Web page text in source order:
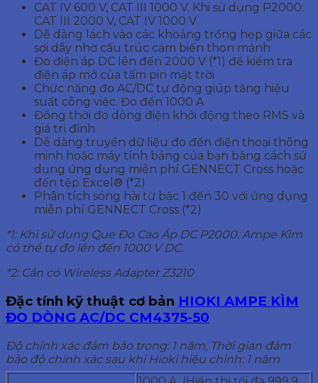
CAT IV 600 V, CAT III 1000 V. Khi sử dụng P2000:
CAT III 2000 V, CAT IV 1000 V
Dễ dàng lách vào các khoảng trống hẹp giữa các
sợi dây nhờ cấu trúc cảm biến thon mảnh
Đo điện áp DC lên đến 2000 V (*1) để kiểm tra
điện áp mở của tấm pin mặt trời
Chức năng đo AC/DC tự động giúp tăng hiệu
suất công việc. Đo đến 1000 A
Đồng thời đo dòng điện khởi động theo RMS và
giá trị đỉnh
Dễ dàng truyền dữ liệu đo đến điện thoại thông
minh hoặc máy tính bảng của bạn bằng cách sử
dụng ứng dụng miễn phí GENNECT Cross hoặc
đến tệp Excel® (*2)
Phân tích sóng hài từ bậc 1 đến 30 với ứng dụng
miễn phí GENNECT Cross (*2)
*1: Khi sử dụng Que Đo Cao Áp DC P2000. Ampe Kìm
có thể tự đo lên đến 1000 V DC.
*2: Cần có Wireless Adapter Z3210
Đặc tính kỹ thuật cơ bản HIOKI AMPE KÌM
ĐO DÒNG AC/DC CM4375-50
Độ chính xác đảm bảo trong: 1 năm, Thời gian đảm
bảo độ chính xác sau khi Hioki hiệu chỉnh: 1 năm